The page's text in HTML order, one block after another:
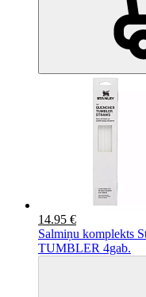
14.95 €
Salmiņu komplekts
TUMBLER 4gab.